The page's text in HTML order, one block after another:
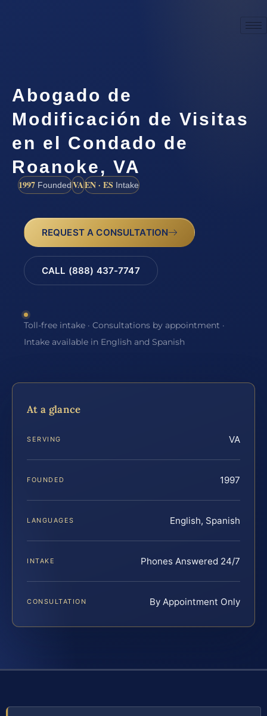
Abogado de
Modificación de Visitas
en el Condado de
Roanoke, VA
1997 FoundedVAEN · ES Intake
REQUEST A CONSULTATION
CALL (888) 437-7747
Toll-free intake · Consultations by appointment ·
Intake available in English and Spanish
At a glance
SERVING VA
FOUNDED 1997
LANGUAGES English, Spanish
INTAKE Phones Answered 24/7
CONSULTATION By Appointment Only